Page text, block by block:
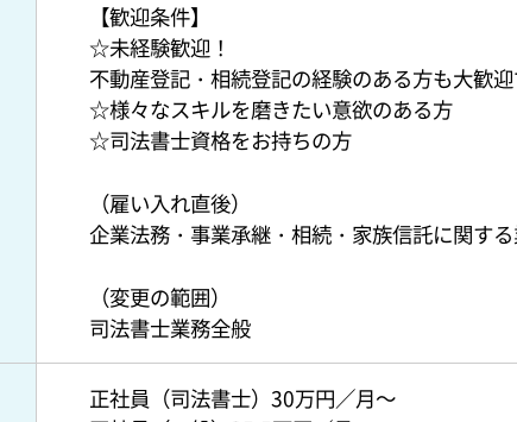
【歓迎条件】
☆未経験歓迎！
不動産登記・相続登記の経験のある方も大歓
☆様々なスキルを磨きたい意欲のある方
☆司法書士資格をお持ちの方
（雇い入れ直後）
企業法務・事業承継・相続・家族信託に関す
（変更の範囲）
司法書士業務全般
正社員（司法書士）30万円／月～